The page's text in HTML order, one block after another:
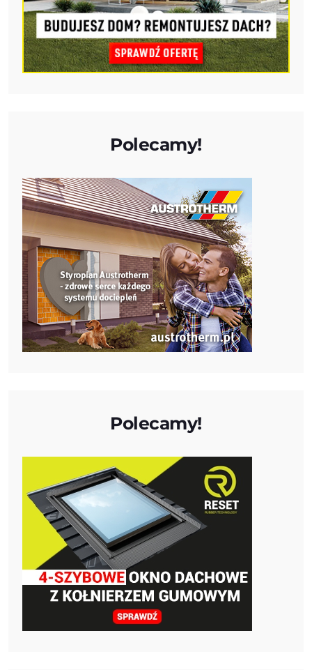
Polecamy!
Polecamy!